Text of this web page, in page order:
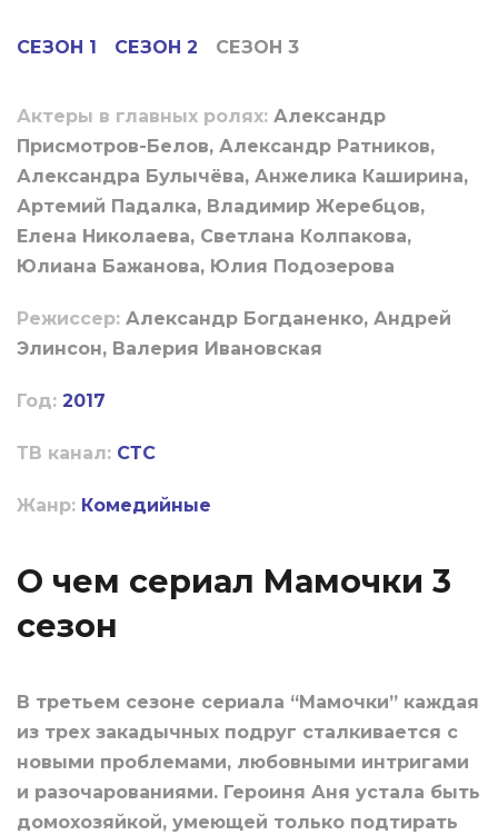
СЕЗОН 1 СЕЗОН 2 СЕЗОН 3
Актеры в главных ролях: Александр
Присмотров-Белов, Александр Ратников,
Александра Булычёва, Анжелика Каширина,
Артемий Падалка, Владимир Жеребцов,
Елена Николаева, Светлана Колпакова,
Юлиана Бажанова, Юлия Подозерова
Режиссер: Александр Богданенко, Андрей
Элинсон, Валерия Ивановская
Год: 2017
ТВ канал: СТС
Жанр: Комедийные
О чем сериал Мамочки 3
сезон
В третьем сезоне сериала “Мамочки” каждая
из трех закадычных подруг сталкивается с
новыми проблемами, любовными интригами
и разочарованиями. Героиня Аня устала быть
домохозяйкой, умеющей только подтирать